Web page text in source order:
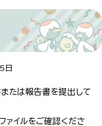
日
たは報告書を提出して
イルをご確認くださ